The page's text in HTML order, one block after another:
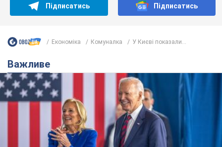
Підписатись Підписатись
Економіка Комуналка У Києві показали...
Важливе